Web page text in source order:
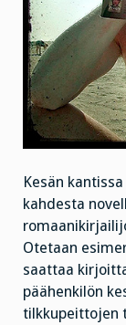
Kesän
kahdesta
Otetaan
saattaa
päähenkilön
tilkkupeittojen